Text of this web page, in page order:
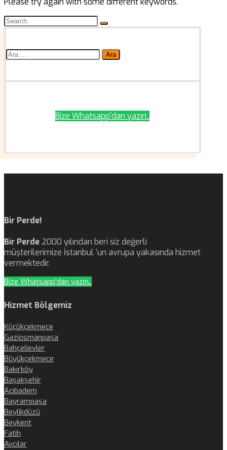
Arama:
Bize Whatsapp'dan yazın..
Bir Perde!
Bir Perde 2000 yılından beri siz değerli
müşterilerimize İstanbul ‘un avrupa yakasında hizmet
vermektedir.
Bize Whatsapp'dan yazın..
Hizmet Bölgemiz
Küçükçekmece
Gaziosmanpaşa
Bahçelievler
Büyükçekmece
Bakırköy
Başakşehir
Acıbadem
Bayrampaşa
Beylikdüzü
Beykent
Fatih
Avcılar